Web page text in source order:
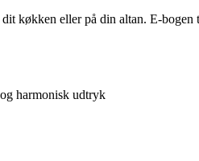
køkken eller på din altan. E-
harmonisk udtryk